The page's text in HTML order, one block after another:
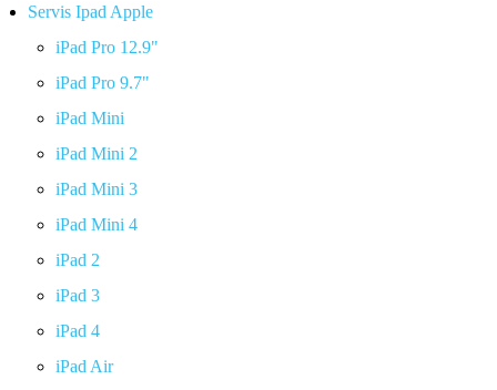
Servis Ipad Apple
iPad Pro 12.9"
iPad Pro 9.7"
iPad Mini
iPad Mini 2
iPad Mini 3
iPad Mini 4
iPad 2
iPad 3
iPad 4
iPad Air